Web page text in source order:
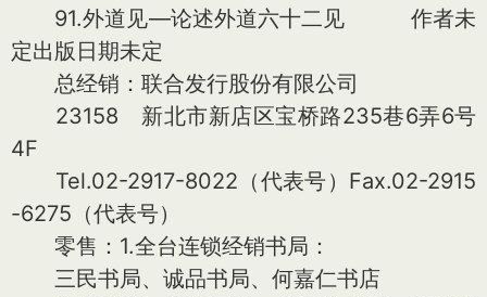
91.外道见—论述外道六十二见 作者未
定出版日期未定
总经销：联合发行股份有限公司
23158 新北市新店区宝桥路235巷6弄6号
4F
Tel.02-2917-8022（代表号）Fax.02-2915
-6275（代表号）
零售：1.全台连锁经销书局：
三民书局、诚品书局、何嘉仁书店